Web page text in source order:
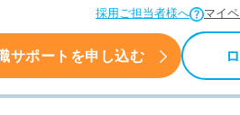
採用ご担当者様へ マイ
サポートを申し込む
転職支援情報 キャリ